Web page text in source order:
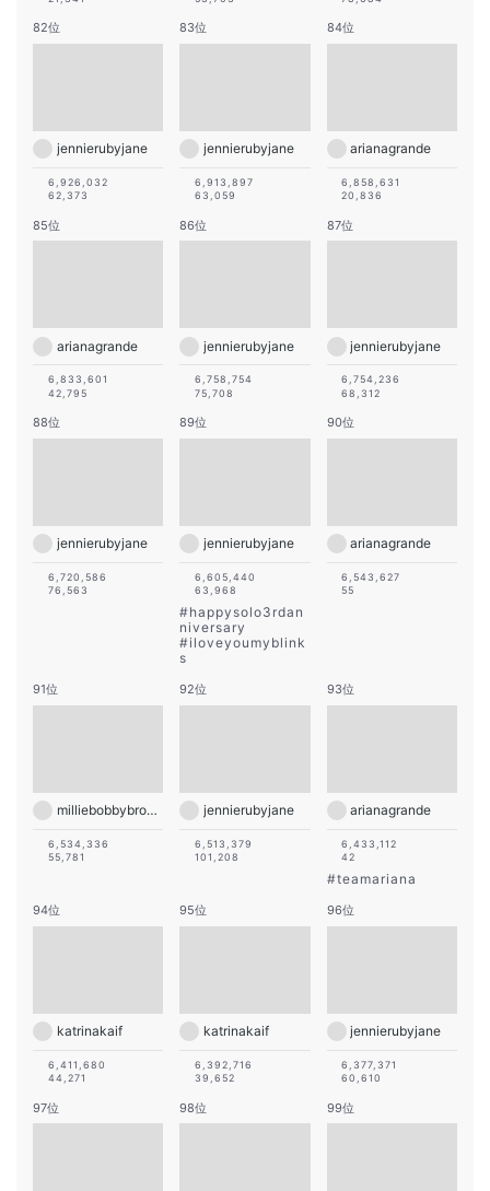
82位
jennierubyjane
6,926,032
62,373
83位
jennierubyjane
6,913,897
63,059
84位
arianagrande
6,858,631
20,836
85位
arianagrande
6,833,601
42,795
86位
jennierubyjane
6,758,754
75,708
87位
jennierubyjane
6,754,236
68,312
88位
jennierubyjane
6,720,586
76,563
89位
jennierubyjane
6,605,440
63,968
#happysolo3rdan
niversary
#iloveyoumyblink
s
90位
arianagrande
6,543,627
55
91位
milliebobbybrown
6,534,336
55,781
92位
jennierubyjane
6,513,379
101,208
93位
arianagrande
6,433,112
42
#teamariana
94位
katrinakaif
6,411,680
44,271
95位
katrinakaif
6,392,716
39,652
96位
jennierubyjane
6,377,371
60,610
97位 98位 99位